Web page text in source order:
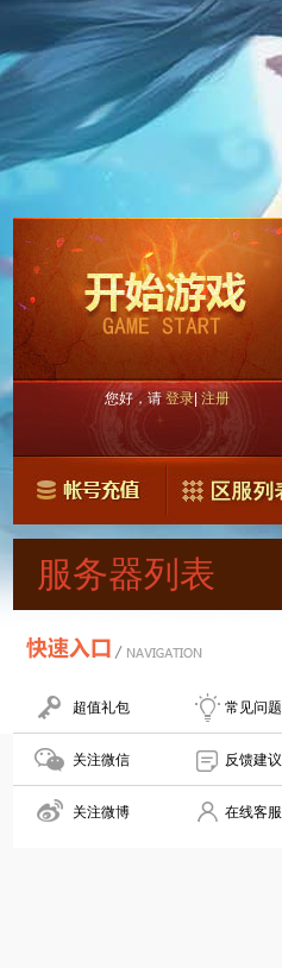
您好，请登录|注册
服务器列表
超值礼包 常见问题
关注微信 反馈建议
关注微博 在线客服